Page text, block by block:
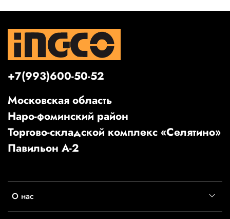
О нас
+7(993)600-50-52
Московская область
Наро-фоминский район
Торгово-складской комплекс «Селятино»
Павильон А-2